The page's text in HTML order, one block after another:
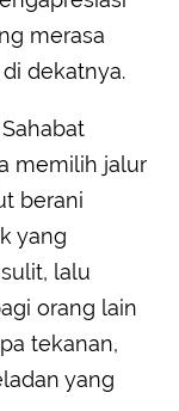
merasa
dekatnya.
memilih jalur
berani
yang
lalu
orang lain
tekanan,
yang